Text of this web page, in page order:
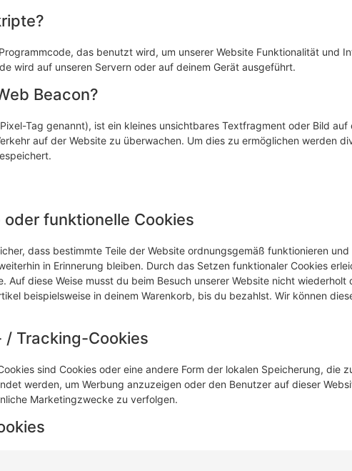
das benutzt wird, um unserer Website Funktionalität und
wird auf unseren Servern oder auf deinem Gerät ausgeführt.
Beacon?
Tag genannt), ist ein kleines unsichtbares Textfragment oder Bild auf
auf der Website zu überwachen. Um dies zu ermöglichen werden
oder funktionelle Cookies
dass bestimmte Teile der Website ordnungsgemäß funktionieren und
in Erinnerung bleiben. Durch das Setzen funktionaler Cookies
Auf diese Weise musst du beim Besuch unserer Website nicht wiederholt
beispielsweise in deinem Warenkorb, bis du bezahlst. Wir können
Tracking-Cookies
sind Cookies oder eine andere Form der lokalen Speicherung, die
werden, um Werbung anzuzeigen oder den Benutzer auf dieser
Marketingzwecke zu verfolgen.